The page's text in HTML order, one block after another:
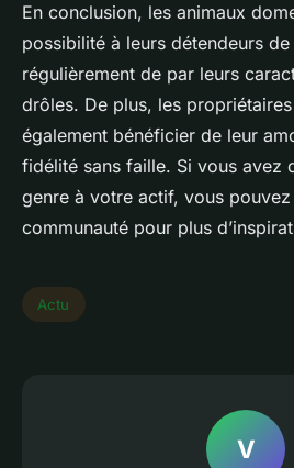
En conclusion, les animaux
possibilité à leurs détendeurs
régulièrement de par leurs
drôles. De plus, les
également bénéficier de leur
fidélité sans faille. Si vous avez
genre à votre actif, vous
communauté pour plus
Actu
V